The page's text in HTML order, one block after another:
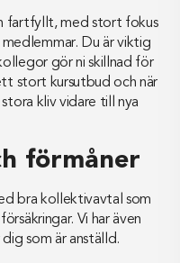
fartfyllt, med stort fokus
Du är viktig
gör ni skillnad för
stort kursutbud och när
kliv vidare till nya
förmåner
bra kollektivavtal som
Vi har även
som är anställd.